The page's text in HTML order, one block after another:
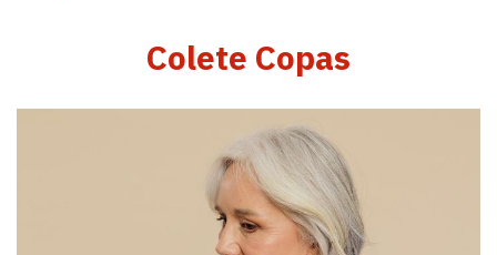
Colete Copas